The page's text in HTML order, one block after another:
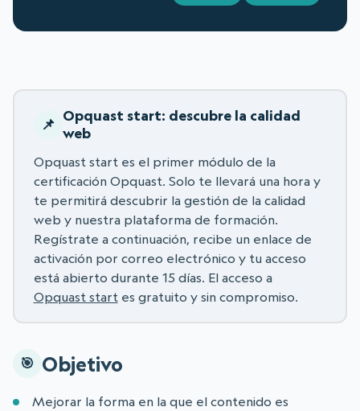
Opquast start: descubre la calidad
web
Opquast start es el primer módulo de la
certificación Opquast. Solo te llevará una hora y
te permitirá descubrir la gestión de la calidad
web y nuestra plataforma de formación.
Regístrate a continuación, recibe un enlace de
activación por correo electrónico y tu acceso
está abierto durante 15 días. El acceso a
Opquast startes gratuito y sin compromiso.
Objetivo
Mejorar la forma en la que el contenido es